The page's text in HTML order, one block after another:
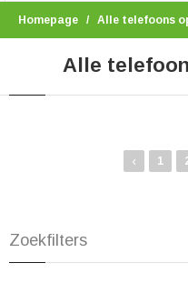
Homepage Alle telefoons
Alle
‹ 1
Zoekfilters